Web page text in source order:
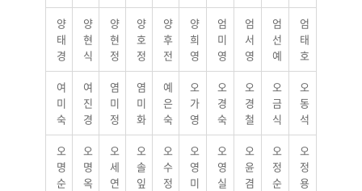
양
태
경
양
현
식
양
현
정
양
호
정
양
후
전
양
희
영
엄
미
영
엄
서
영
엄
선
예
엄
태
호
여
미
숙
여
진
경
염
미
정
염
미
화
예
은
숙
오
가
영
오
경
숙
오
경
철
오
금
식
오
동
석
오
명
순
오
명
옥
오
세
연
오
솔
잎
오
수
정
오
영
미
오
영
실
오
윤
겸
오
정
순
오
정
용